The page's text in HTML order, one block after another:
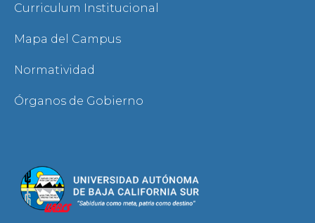
Curriculum Institucional
Mapa del Campus
Normatividad
Órganos de Gobierno